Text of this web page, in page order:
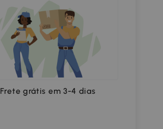
Frete grátis em 3-4 dias